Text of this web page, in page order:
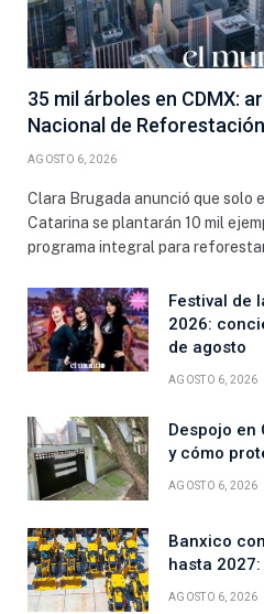
35 mil árboles en CDMX:
Nacional de Reforestación
AGOSTO 6, 2026
Clara Brugada anunció que solo
Catarina se plantarán 10 mil
programa integral para
Festival de
2026:
de agosto
AGOSTO 6, 2026
Despojo en
y cómo
AGOSTO 6, 2026
Banxico
hasta
AGOSTO 6, 2026